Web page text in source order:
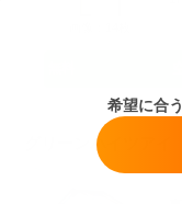
グリーンハイツアイ
希望に合